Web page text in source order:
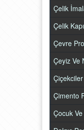
Çelik
Çelik
Çevre
Çeyiz Ve
Çiçekciler
Çimento
Çocuk